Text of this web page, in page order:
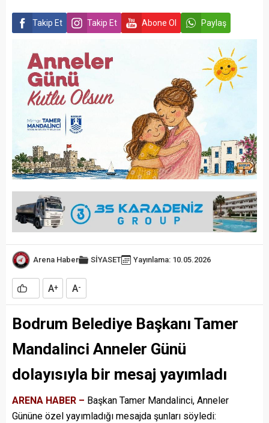
Takip Et Takip Et Abone Ol Paylaş
Arena Haber SİYASET Yayınlama: 10.05.2026
A+ A-
Bodrum Belediye Başkanı Tamer
Mandalinci Anneler Günü
dolayısıyla bir mesaj yayımladı
ARENA HABER – Başkan Tamer Mandalinci, Anneler
Gününe özel yayımladığı mesajda şunları söyledi: